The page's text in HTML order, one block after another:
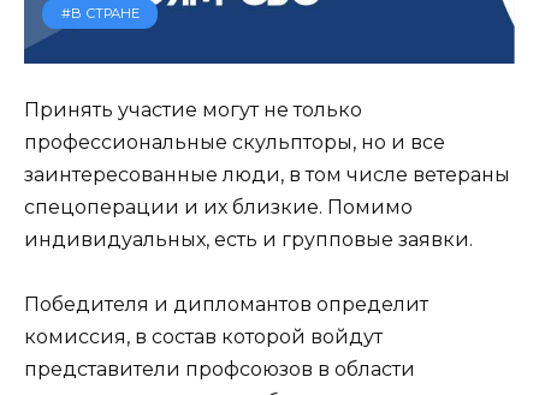
#В СТРАНЕ
Принять участие могут не только
профессиональные скульпторы, но и все
заинтересованные люди, в том числе ветераны
спецоперации и их близкие. Помимо
индивидуальных, есть и групповые заявки.
Победителя и дипломантов определит
комиссия, в состав которой войдут
представители профсоюзов в области